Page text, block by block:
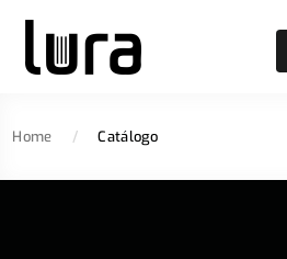
Home / Catálogo